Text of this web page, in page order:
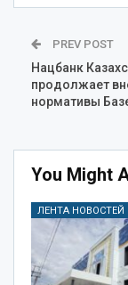
PREV POST
Нацбанк
продолжает
нормативы
You Might
ЛЕНТА НОВОСТЕЙ